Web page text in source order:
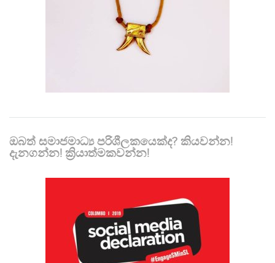
ඔබත් සමාජමාධ්‍ය පරිශීලකයෙක්ද? කියවන්න!
දැනගන්න! ක්‍රියාත්මකවන්න!